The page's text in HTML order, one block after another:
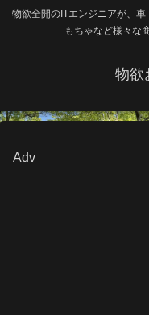
物欲全開のITエンジニアが、
もちゃなど様々な
物欲
Adv